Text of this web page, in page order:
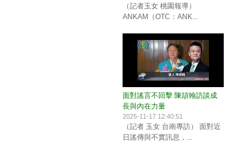
（記者玉女 桃園報導）
ANKAM（OTC：ANK...
面對謠言不回擊 陳頡翰訪談成
長與內在力量
2025-11-17 12:40:51
（記者 玉女 台南專訪） 面對近
日謠傳與不實訊息，...